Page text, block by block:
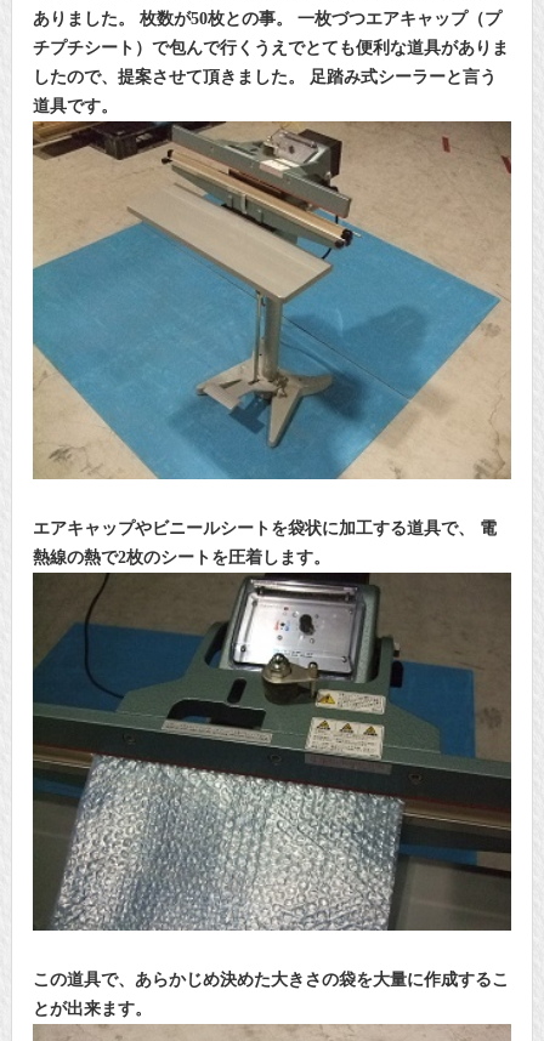
ありました。
枚数が50枚との事。
一枚づつエアキャップ（プ
チプチシート）で包んで行くうえでとても便利な道具がありま
したので、提案させて頂きました。
足踏み式シーラーと言う
道具です。
エアキャップやビニールシートを袋状に加工する道具で、
電
熱線の熱で2枚のシートを圧着します。
この道具で、あらかじめ決めた大きさの袋を大量に作成するこ
とが出来ます。